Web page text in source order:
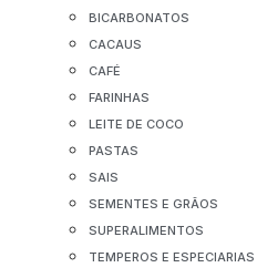
BICARBONATOS
CACAUS
CAFÉ
FARINHAS
LEITE DE COCO
PASTAS
SAIS
SEMENTES E GRÃOS
SUPERALIMENTOS
TEMPEROS E ESPECIARIAS